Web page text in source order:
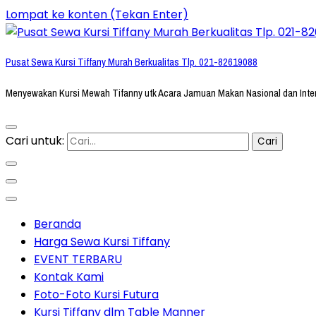
Lompat ke konten (Tekan Enter)
Pusat Sewa Kursi Tiffany Murah Berkualitas Tlp. 021-82619088
Menyewakan Kursi Mewah Tifanny utk Acara Jamuan Makan Nasional dan
Cari untuk:
Beranda
Harga Sewa Kursi Tiffany
EVENT TERBARU
Kontak Kami
Foto-Foto Kursi Futura
Kursi Tiffany dlm Table Manner